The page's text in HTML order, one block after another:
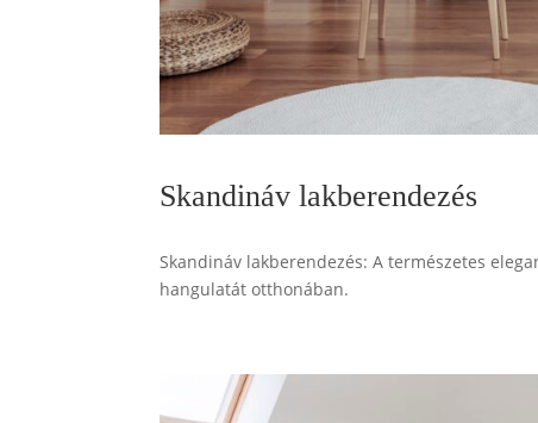
Skandináv lakberendezés
Skandináv lakberendezés: A természetes
hangulatát otthonában.